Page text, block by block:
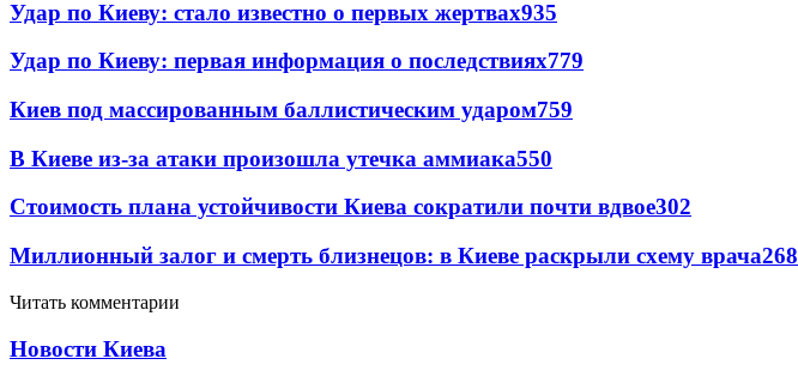
Удар по Киеву: стало известно о первых жертвах935
Удар по Киеву: первая информация о последствиях779
Киев под массированным баллистическим ударом759
В Киеве из-за атаки произошла утечка аммиака550
Стоимость плана устойчивости Киева сократили почти вдвое302
Миллионный залог и смерть близнецов: в Киеве раскрыли схему врача268
Читать комментарии
Новости Киева